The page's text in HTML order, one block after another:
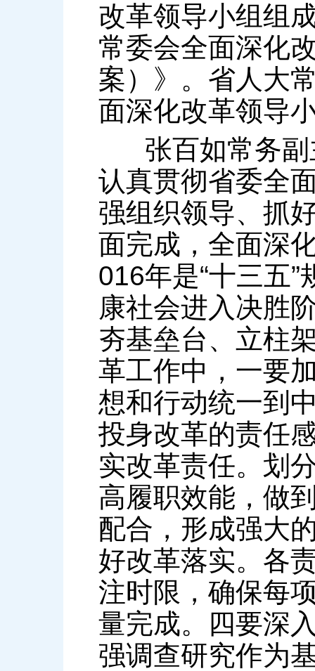
改革领导小组组
常委会全面深化
案）》。省人大
面深化改革领导
张百如常务副
认真贯彻省委全
强组织领导、抓
面完成，全面深
016年是“十三五
康社会进入决胜
夯基垒台、立柱
革工作中，一要
想和行动统一到
投身改革的责任
实改革责任。划
高履职效能，做
配合，形成强大
好改革落实。各
注时限，确保每
量完成。四要深
强调查研究作为